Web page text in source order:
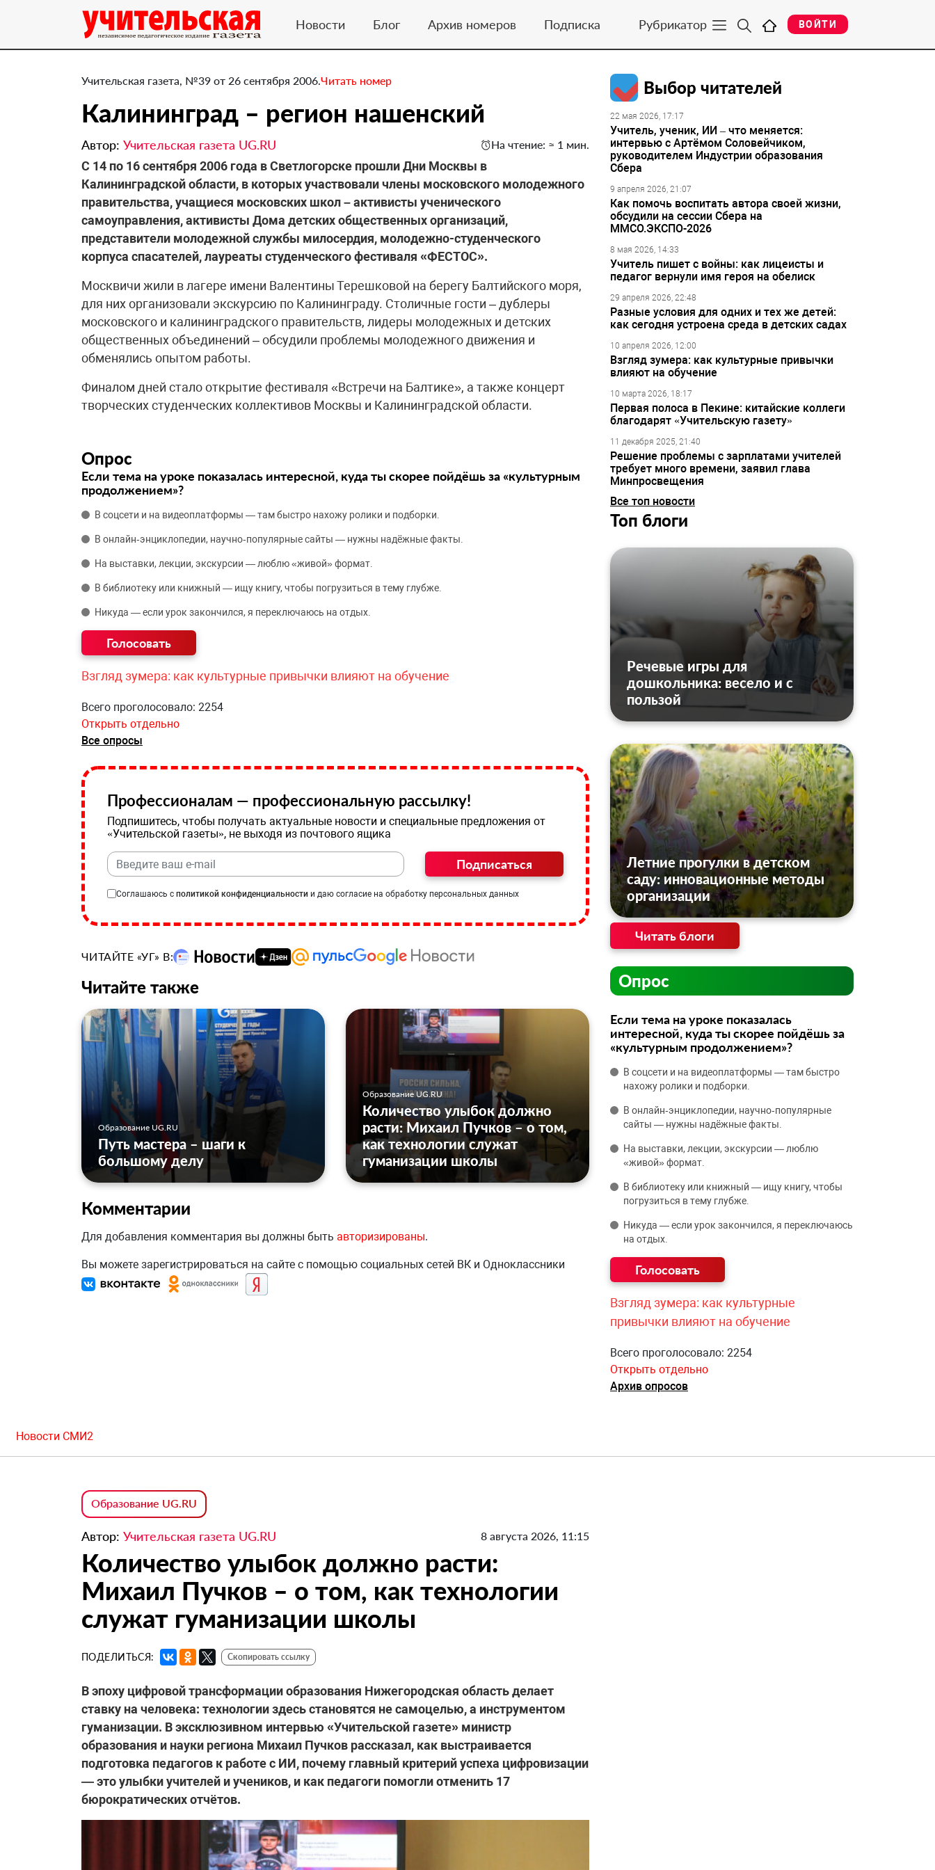
Новости Блог Архив номеров Подписка Рубрикатор ВОЙТИ
Учительская газета, №39 от 26 сентября 2006.Читать номер
Калининград – регион нашенский
Автор: Учительская газета UG.RU На чтение: ≈ 1 мин.
С 14 по 16 сентября 2006 года в Светлогорске прошли Дни Москвы в
Калининградской области, в которых участвовали члены московского молодежного
правительства, учащиеся московских школ – активисты ученического
самоуправления, активисты Дома детских общественных организаций,
представители молодежной службы милосердия, молодежно-студенческого
корпуса спасателей, лауреаты студенческого фестиваля «ФЕСТОС».
Москвичи жили в лагере имени Валентины Терешковой на берегу Балтийского моря,
для них организовали экскурсию по Калининграду. Столичные гости – дублеры
московского и калининградского правительств, лидеры молодежных и детских
общественных объединений – обсудили проблемы молодежного движения и
обменялись опытом работы.
Финалом дней стало открытие фестиваля «Встречи на Балтике», а также концерт
творческих студенческих коллективов Москвы и Калининградской области.
Опрос
Если тема на уроке показалась интересной, куда ты скорее пойдёшь за «культурным
продолжением»?
В соцсети и на видеоплатформы — там быстро нахожу ролики и подборки.
В онлайн‑энциклопедии, научно‑популярные сайты — нужны надёжные факты.
На выставки, лекции, экскурсии — люблю «живой» формат.
В библиотеку или книжный — ищу книгу, чтобы погрузиться в тему глубже.
Никуда — если урок закончился, я переключаюсь на отдых.
Взгляд зумера: как культурные привычки влияют на обучение
Всего проголосовало: 2254
Открыть отдельно
Все опросы
Профессионалам — профессиональную рассылку!
Подпишитесь, чтобы получать актуальные новости и специальные предложения от
«Учительской газеты», не выходя из почтового ящика
Подписаться
Соглашаюсь с политикой конфиденциальности и даю согласие на обработку персональных данных
ЧИТАЙТЕ «УГ» В:
Читайте также
Образование UG.RU
Путь мастера – шаги к
большому делу
Образование UG.RU
Количество улыбок должно
расти: Михаил Пучков – о том,
как технологии служат
гуманизации школы
Комментарии
Для добавления комментария вы должны быть авторизированы.
Вы можете зарегистрироваться на сайте с помощью социальных сетей ВК и Одноклассники
Выбор читателей
22 мая 2026, 17:17
Учитель, ученик, ИИ – что меняется:
интервью с Артёмом Соловейчиком,
руководителем Индустрии образования
Сбера
9 апреля 2026, 21:07
Как помочь воспитать автора своей жизни,
обсудили на сессии Сбера на
ММСО.ЭКСПО-2026
8 мая 2026, 14:33
Учитель пишет с войны: как лицеисты и
педагог вернули имя героя на обелиск
29 апреля 2026, 22:48
Разные условия для одних и тех же детей:
как сегодня устроена среда в детских садах
10 апреля 2026, 12:00
Взгляд зумера: как культурные привычки
влияют на обучение
10 марта 2026, 18:17
Первая полоса в Пекине: китайские коллеги
благодарят «Учительскую газету»
11 декабря 2025, 21:40
Решение проблемы с зарплатами учителей
требует много времени, заявил глава
Минпросвещения
Все топ новости
Топ блоги
Речевые игры для
дошкольника: весело и с
пользой
Летние прогулки в детском
саду: инновационные методы
организации
Читать блоги
Опрос
Если тема на уроке показалась
интересной, куда ты скорее пойдёшь за
«культурным продолжением»?
В соцсети и на видеоплатформы — там быстро
нахожу ролики и подборки.
В онлайн‑энциклопедии, научно‑популярные
сайты — нужны надёжные факты.
На выставки, лекции, экскурсии — люблю
«живой» формат.
В библиотеку или книжный — ищу книгу, чтобы
погрузиться в тему глубже.
Никуда — если урок закончился, я переключаюсь
на отдых.
Взгляд зумера: как культурные
привычки влияют на обучение
Всего проголосовало: 2254
Открыть отдельно
Архив опросов
Новости СМИ2
Образование UG.RU
Автор: Учительская газета UG.RU 8 августа 2026, 11:15
Количество улыбок должно расти:
Михаил Пучков – о том, как технологии
служат гуманизации школы
ПОДЕЛИТЬСЯ: Скопировать ссылку
В эпоху цифровой трансформации образования Нижегородская область делает
ставку на человека: технологии здесь становятся не самоцелью, а инструментом
гуманизации. В эксклюзивном интервью «Учительской газете» министр
образования и науки региона Михаил Пучков рассказал, как выстраивается
подготовка педагогов к работе с ИИ, почему главный критерий успеха цифровизации
— это улыбки учителей и учеников, и как педагоги помогли отменить 17
бюрократических отчётов.